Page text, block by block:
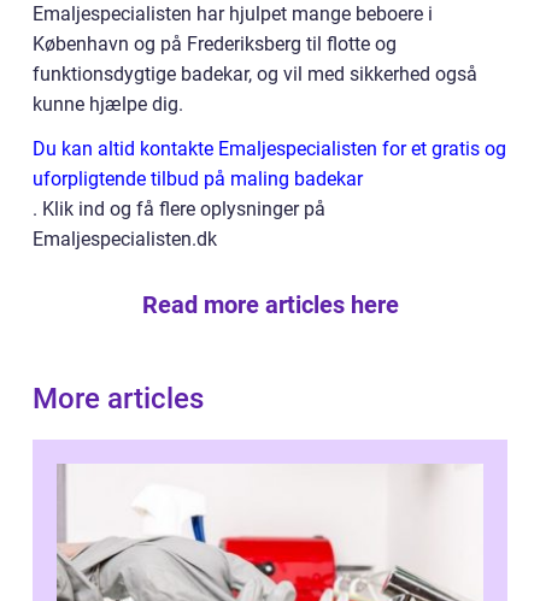
Emaljespecialisten har hjulpet mange beboere i
København og på Frederiksberg til flotte og
funktionsdygtige badekar, og vil med sikkerhed også
kunne hjælpe dig.
Du kan altid kontakte Emaljespecialisten for et gratis og
uforpligtende tilbud på maling badekar
. Klik ind og få flere oplysninger på
Emaljespecialisten.dk
Read more articles here
More articles